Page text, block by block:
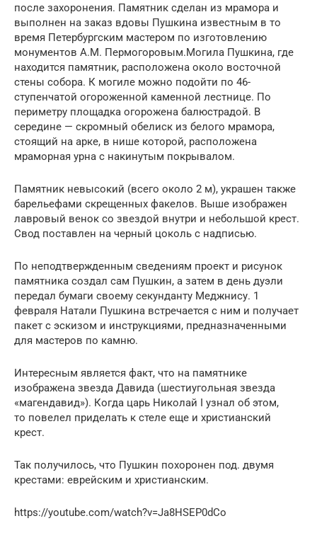
после захоронения. Памятник сделан из мрамора и
выполнен на заказ вдовы Пушкина известным в то
время Петербургским мастером по изготовлению
монументов А.М. Пермогоровым.Могила Пушкина, где
находится памятник, расположена около восточной
стены собора. К могиле можно подойти по 46-
ступенчатой огороженной каменной лестнице. По
периметру площадка огорожена балюстрадой. В
середине — скромный обелиск из белого мрамора,
стоящий на арке, в нише которой, расположена
мраморная урна с накинутым покрывалом.
Памятник невысокий (всего около 2 м), украшен также
барельефами скрещенных факелов. Выше изображен
лавровый венок со звездой внутри и небольшой крест.
Свод поставлен на черный цоколь с надписью.
По неподтвержденным сведениям проект и рисунок
памятника создал сам Пушкин, а затем в день дуэли
передал бумаги своему секунданту Меджнису. 1
февраля Натали Пушкина встречается с ним и получает
пакет с эскизом и инструкциями, предназначенными
для мастеров по камню.
Интересным является факт, что на памятнике
изображена звезда Давида (шестиугольная звезда
«магендавид»). Когда царь Николай І узнал об этом,
то повелел приделать к стеле еще и христианский
крест.
Так получилось, что Пушкин похоронен под. двумя
крестами: еврейским и христианским.
https://youtube.com/watch?v=Ja8HSEP0dCo